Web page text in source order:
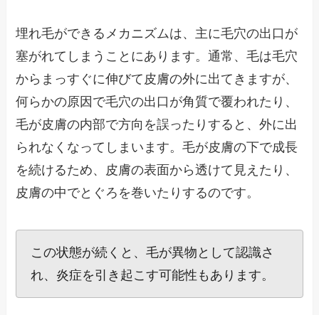
埋れ毛ができるメカニズムは、主に毛穴の出口が
塞がれてしまうことにあります。通常、毛は毛穴
からまっすぐに伸びて皮膚の外に出てきますが、
何らかの原因で毛穴の出口が角質で覆われたり、
毛が皮膚の内部で方向を誤ったりすると、外に出
られなくなってしまいます。毛が皮膚の下で成長
を続けるため、皮膚の表面から透けて見えたり、
皮膚の中でとぐろを巻いたりするのです。
この状態が続くと、毛が異物として認識さ
れ、炎症を引き起こす可能性もあります。